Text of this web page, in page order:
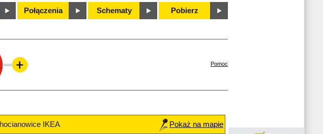
Połączenia Schematy Pobierz
Pomoc
IKEA
Pokaż na mapie